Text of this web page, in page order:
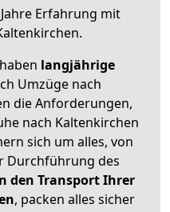
Erfahrung mit
.
langjährige
Umzüge nach
die Anforderungen,
nach Kaltenkirchen
sich um alles, von
Durchführung des
den Transport Ihrer
, packen alles sicher